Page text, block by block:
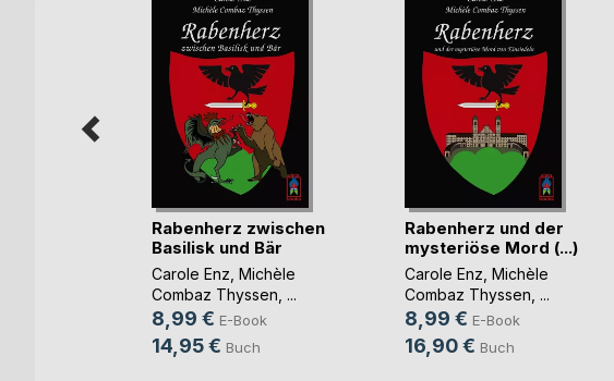
Rabenherz zwischen
Basilisk und Bär
Carole Enz Michèle
Combaz Thyssen , ...
8,99 € E-Book
14,95 € Buch
Rabenherz und der
mysteriöse Mord (...)
Carole Enz Michèle
Combaz Thyssen , ...
8,99 € E-Book
16,90 € Buch